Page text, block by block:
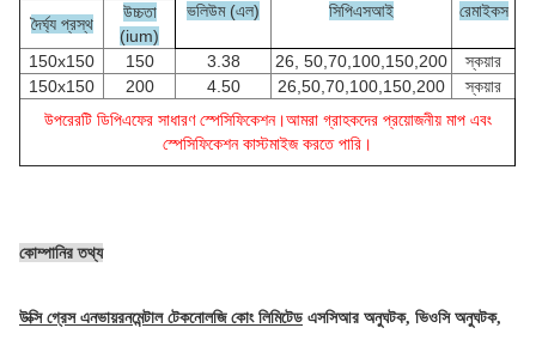
ভলিউম (এল)
সিপিএসআই রেমাইকস
দৈর্ঘ্য প্রস্থ
উচ্চতা
(ium)
150x150
150 3.38 26, 50,70,100,150,200
স্কয়ার
150x150
200 4.50 26,50,70,100,150,200
স্কয়ার
উপরেরটি ডিপিএফের সাধারণ স্পেসিফিকেশন।আমরা গ্রাহকদের প্রয়োজনীয় মাপ এবং
স্পেসিফিকেশন কাস্টমাইজ করতে পারি।
কোম্পানির তথ্য
উক্সি গ্রেস এনভায়রনমেন্টাল টেকনোলজি কোং লিমিটেডএসসিআর অনুঘটক, ভিওসি অনুঘটক,